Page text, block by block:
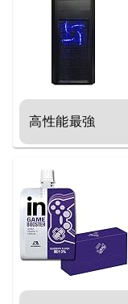
高性能最強